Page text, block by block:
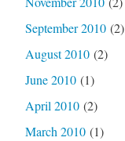
September 2010(2)
August 2010(2)
June 2010(1)
April 2010(2)
March 2010(1)